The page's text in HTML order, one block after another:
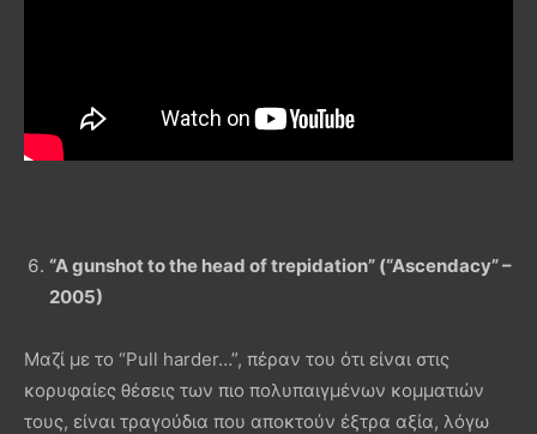
“A gunshot to the head of trepidation” (“Ascendacy” –
2005)
Μαζί με το “Pull harder…”, πέραν του ότι είναι στις
κορυφαίες θέσεις των πιο πολυπαιγμένων κομματιών
τους, είναι τραγούδια που αποκτούν έξτρα αξία, λόγω